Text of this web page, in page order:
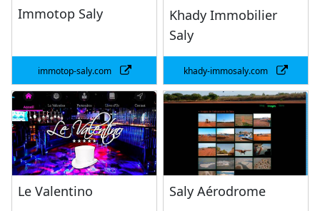
Immotop Saly
immotop-saly.com
Khady Immobilier
Saly
khady-immosaly.com
Le Valentino Saly Aérodrome